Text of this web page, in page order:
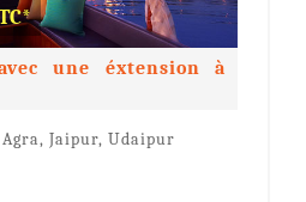
une éxtension à
Jaipur, Udaipur